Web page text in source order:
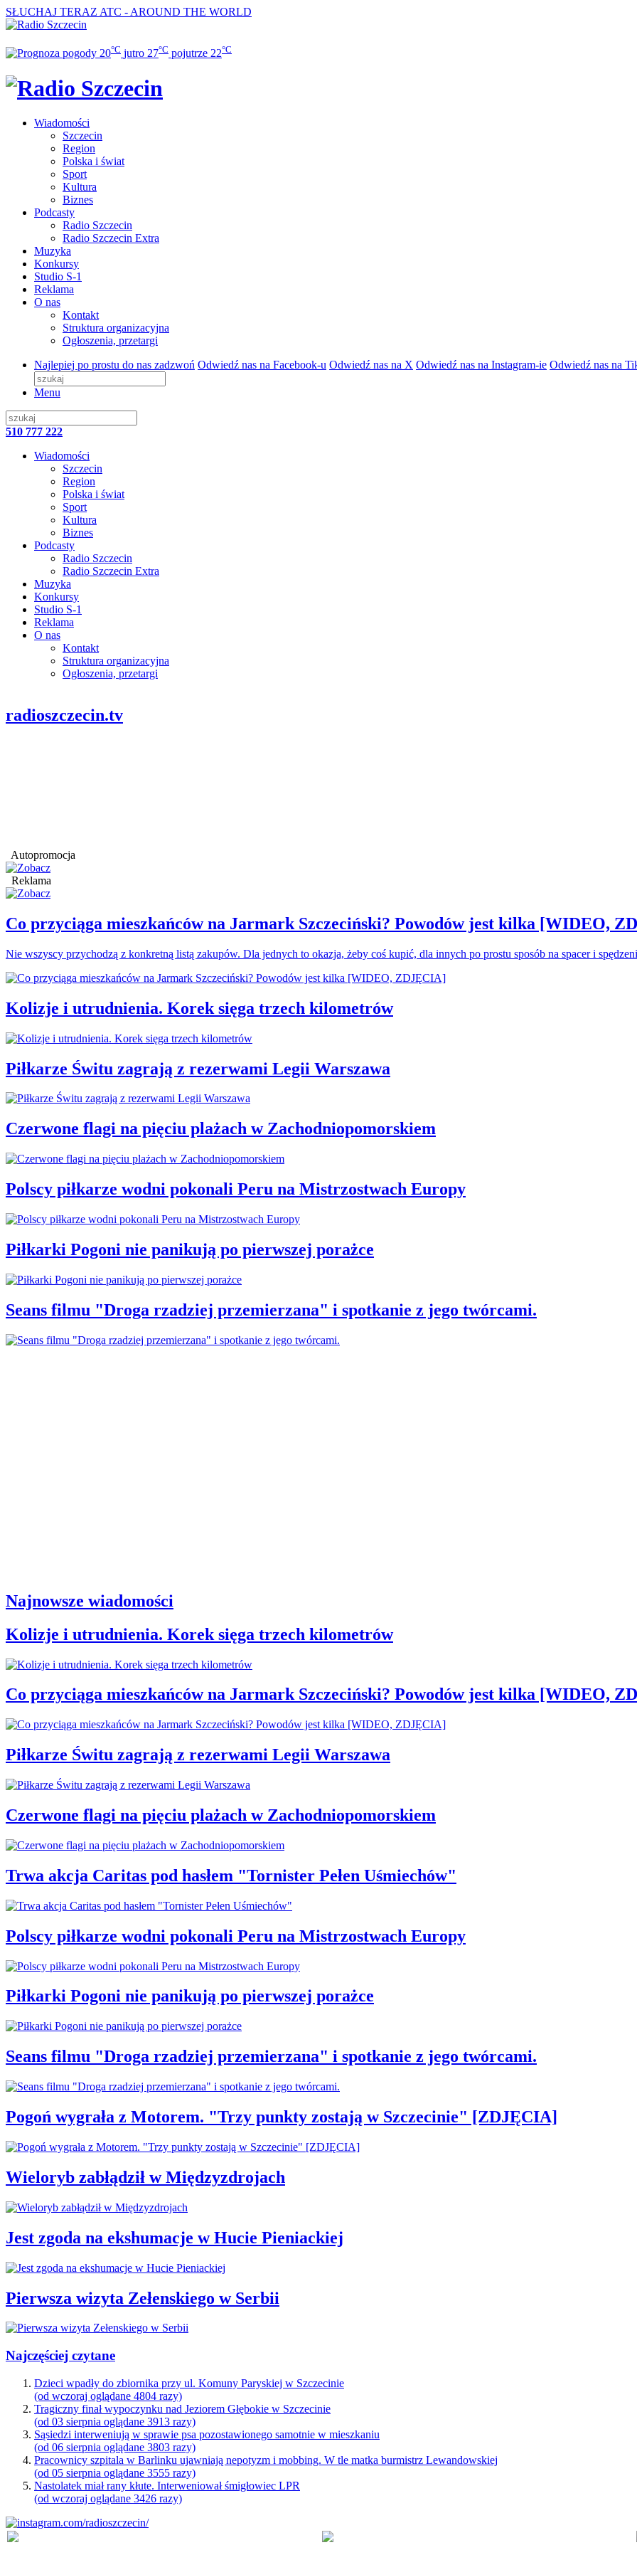
SŁUCHAJ TERAZ ATC - AROUND THE WORLD
20°C jutro 27°C pojutrze 22°C
Wiadomości
Szczecin
Region
Polska i świat
Sport
Kultura
Biznes
Podcasty
Radio Szczecin
Radio Szczecin Extra
Muzyka
Konkursy
Studio S-1
Reklama
O nas
Kontakt
Struktura organizacyjna
Ogłoszenia, przetargi
Najlepiej po prostu do nas zadzwoń Odwiedź nas na Facebook-u Odwiedź nas na X Odwiedź nas na Instagram-ie Odwiedź nas na
Menu
510 777 222
Wiadomości
Szczecin
Region
Polska i świat
Sport
Kultura
Biznes
Podcasty
Radio Szczecin
Radio Szczecin Extra
Muzyka
Konkursy
Studio S-1
Reklama
O nas
Kontakt
Struktura organizacyjna
Ogłoszenia, przetargi
radioszczecin.tv
Autopromocja
Reklama
Co przyciąga mieszkańców na Jarmark Szczeciński? Powodów jest kilka [WIDEO,
Nie wszyscy przychodzą z konkretną listą zakupów. Dla jednych to okazja, żeby coś kupić, dla innych po prostu sposób na spacer i
Kolizje i utrudnienia. Korek sięga trzech kilometrów
Piłkarze Świtu zagrają z rezerwami Legii Warszawa
Czerwone flagi na pięciu plażach w Zachodniopomorskiem
Polscy piłkarze wodni pokonali Peru na Mistrzostwach Europy
Piłkarki Pogoni nie panikują po pierwszej porażce
Seans filmu "Droga rzadziej przemierzana" i spotkanie z jego twórcami.
Najnowsze wiadomości
Kolizje i utrudnienia. Korek sięga trzech kilometrów
Co przyciąga mieszkańców na Jarmark Szczeciński? Powodów jest kilka [WIDEO,
Piłkarze Świtu zagrają z rezerwami Legii Warszawa
Czerwone flagi na pięciu plażach w Zachodniopomorskiem
Trwa akcja Caritas pod hasłem "Tornister Pełen Uśmiechów"
Polscy piłkarze wodni pokonali Peru na Mistrzostwach Europy
Piłkarki Pogoni nie panikują po pierwszej porażce
Seans filmu "Droga rzadziej przemierzana" i spotkanie z jego twórcami.
Pogoń wygrała z Motorem. "Trzy punkty zostają w Szczecinie" [ZDJĘCIA]
Wieloryb zabłądził w Międzyzdrojach
Jest zgoda na ekshumacje w Hucie Pieniackiej
Pierwsza wizyta Zełenskiego w Serbii
Najczęściej czytane
Dzieci wpadły do zbiornika przy ul. Komuny Paryskiej w Szczecinie
(od wczoraj oglądane 4804 razy)
Tragiczny finał wypoczynku nad Jeziorem Głębokie w Szczecinie
(od 03 sierpnia oglądane 3913 razy)
Sąsiedzi interweniują w sprawie psa pozostawionego samotnie w mieszkaniu
(od 06 sierpnia oglądane 3803 razy)
Pracownicy szpitala w Barlinku ujawniają nepotyzm i mobbing. W tle matka burmistrz Lewandowskiej
(od 05 sierpnia oglądane 3555 razy)
Nastolatek miał rany kłute. Interweniował śmigłowiec LPR
(od wczoraj oglądane 3426 razy)